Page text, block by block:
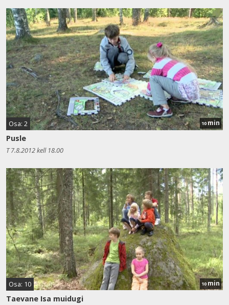
Osa: 2 10 min
Pusle
T 7.8.2012 kell 18.00
Osa: 10 10 min
Taevane Isa muidugi